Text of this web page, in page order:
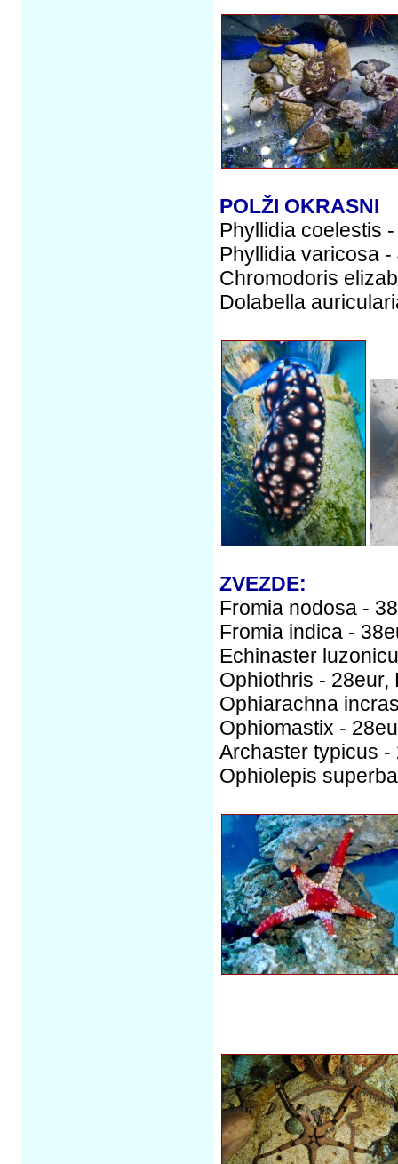
POLŽI OKRASNI
Phyllidia coelestis
Phyllidia varicosa
Chromodoris
Dolabella
ZVEZDE:
Fromia nodosa -
Fromia indica -
Echinaster
Ophiothris - 28eur,
Ophiarachna
Ophiomastix -
Archaster typicus -
Ophiolepis